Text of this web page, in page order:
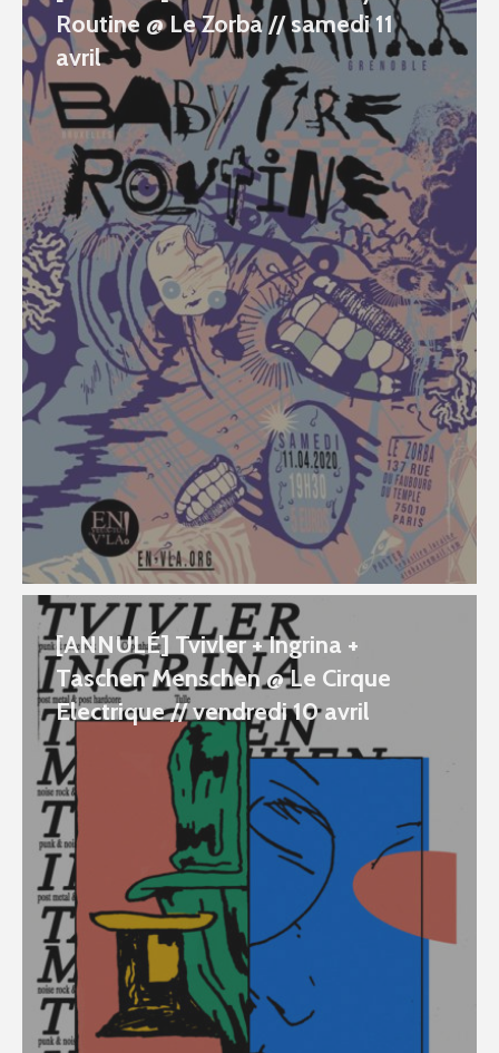
Routine @ Le Zorba // samedi 11
avril
[ANNULÉ] Tvivler + Ingrina +
Taschen Menschen @ Le Cirque
Electrique // vendredi 10 avril